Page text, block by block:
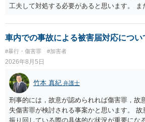
工夫して対処する必要があると思います。
告訴状を作って証拠をそろえて出すことでし
車内での事故による被害届対応につい
#暴行・傷害罪 #加害者
2026年8月5日
竹本 真紀 弁護士
刑事的には，故意が認められれば傷害罪，故
失傷害罪が検討される事案かと思います。 故
振り回している際の具体的な状況が重要にな